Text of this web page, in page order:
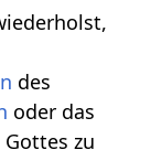
des
oder das
zu